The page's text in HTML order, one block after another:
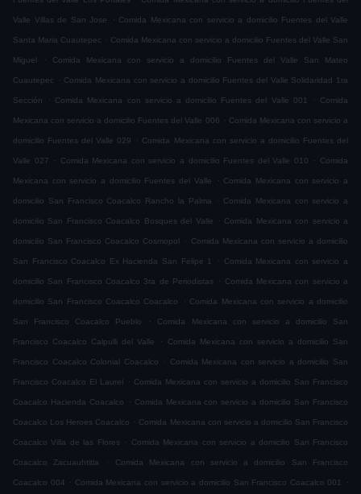
Valle Villas de San Jose . Comida Mexicana con servicio a domicilio Fuentes del Valle
Santa Maria Cuautepec . Comida Mexicana con servicio a domicilio Fuentes del Valle San
Miguel . Comida Mexicana con servicio a domicilio Fuentes del Valle San Mateo
Cuautepec . Comida Mexicana con servicio a domicilio Fuentes del Valle Solidaridad 1ra
Sección . Comida Mexicana con servicio a domicilio Fuentes del Valle 001 . Comida
Mexicana con servicio a domicilio Fuentes del Valle 006 . Comida Mexicana con servicio a
domicilio Fuentes del Valle 029 . Comida Mexicana con servicio a domicilio Fuentes del
Valle 027 . Comida Mexicana con servicio a domicilio Fuentes del Valle 010 . Comida
Mexicana con servicio a domicilio Fuentes del Valle . Comida Mexicana con servicio a
domicilio San Francisco Coacalco Rancho la Palma . Comida Mexicana con servicio a
domicilio San Francisco Coacalco Bosques del Valle . Comida Mexicana con servicio a
domicilio San Francisco Coacalco Cosmopol . Comida Mexicana con servicio a domicilio
San Francisco Coacalco Ex Hacienda San Felipe 1 . Comida Mexicana con servicio a
domicilio San Francisco Coacalco 3ra de Periodistas . Comida Mexicana con servicio a
domicilio San Francisco Coacalco Coacalco . Comida Mexicana con servicio a domicilio
San Francisco Coacalco Pueblo . Comida Mexicana con servicio a domicilio San
Francisco Coacalco Calpulli del Valle . Comida Mexicana con servicio a domicilio San
Francisco Coacalco Colonial Coacalco . Comida Mexicana con servicio a domicilio San
Francisco Coacalco El Laurel . Comida Mexicana con servicio a domicilio San Francisco
Coacalco Hacienda Coacalco . Comida Mexicana con servicio a domicilio San Francisco
Coacalco Los Heroes Coacalco . Comida Mexicana con servicio a domicilio San Francisco
Coacalco Villa de las Flores . Comida Mexicana con servicio a domicilio San Francisco
Coacalco Zacuauhtitla . Comida Mexicana con servicio a domicilio San Francisco
Coacalco 004 . Comida Mexicana con servicio a domicilio San Francisco Coacalco 001 .